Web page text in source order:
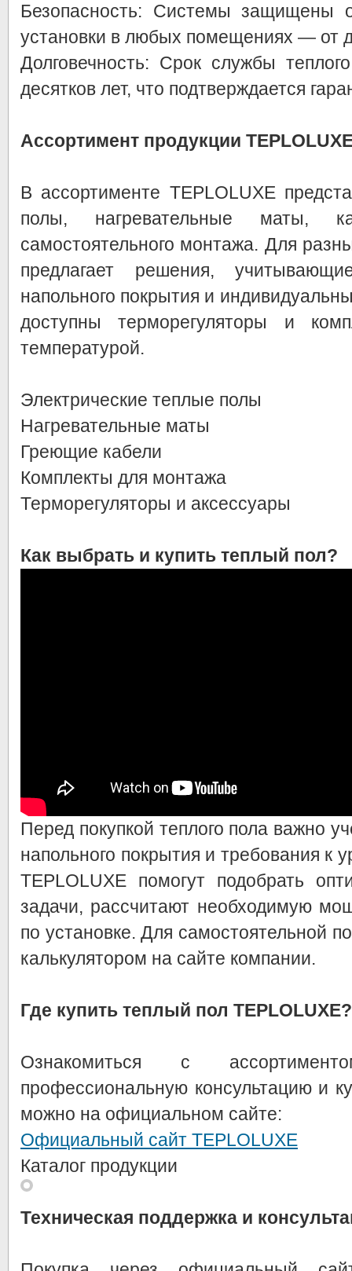
Безопасность: Системы защищены
установки в любых помещениях — от
Долговечность: Срок службы
десятков лет, что подтверждается
Ассортимент продукции
В ассортименте TEPLOLUXE
полы, нагревательные маты,
самостоятельного монтажа. Для
предлагает решения,
напольного покрытия и
доступны терморегуляторы и
температурой.
Электрические теплые полы
Нагревательные маты
Греющие кабели
Комплекты для монтажа
Терморегуляторы и аксессуары
Как выбрать и купить теплый пол?
Перед покупкой теплого пола важно
напольного покрытия и требования к
TEPLOLUXE помогут подобрать
задачи, рассчитают необходимую
по установке. Для самостоятельной
калькулятором на сайте компании.
Где купить теплый пол TEPLOLUXE?
Ознакомиться с
профессиональную консультацию и
можно на официальном сайте:
Официальный сайт TEPLOLUXE
Каталог продукции
Техническая поддержка и